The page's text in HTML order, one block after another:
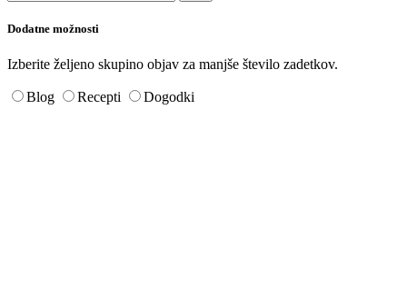
Dodatne možnosti
Izberite željeno skupino objav za manjše število zadetkov.
Blog Recepti Dogodki